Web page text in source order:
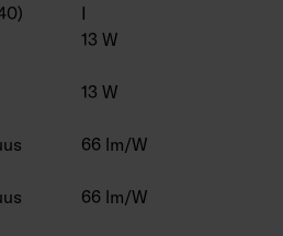
I
13 W
13 W
66 lm/W
66 lm/W